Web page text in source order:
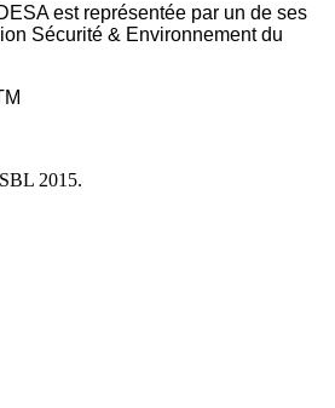
est représentée par un de ses
Sécurité & Environnement du
2015.